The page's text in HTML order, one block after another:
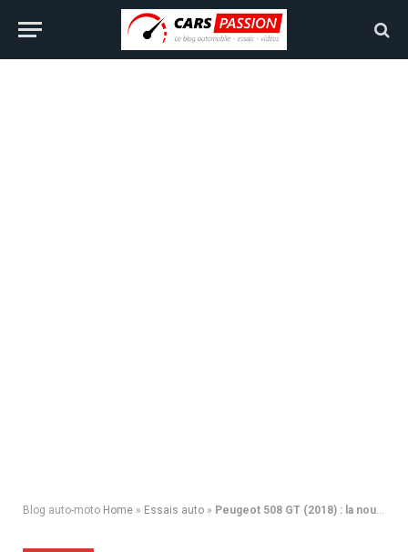
Blog auto-moto Home » Essais auto » Peugeot 508 GT (2018) : la nouvelle reine du premium français